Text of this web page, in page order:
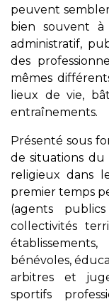
peuvent
bien souvent à
administratif,
des
mêmes
lieux de vie,
entraînements.
Présenté sous
de situations du
religieux dans
premier temps
(agents
collectivités
bénévoles,
arbitres et
sportifs